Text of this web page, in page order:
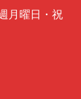
月曜日・祝